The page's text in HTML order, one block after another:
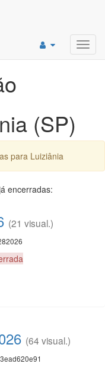
(SP)
para Luiziânia
encerradas:
(21 visual.)
(64 visual.)